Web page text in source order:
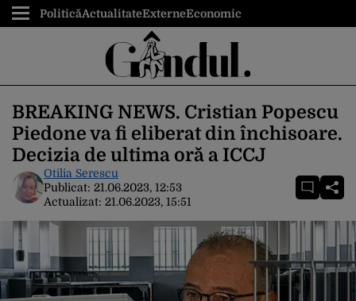
PoliticăActualitateExterneEconomic
BREAKING NEWS. Cristian Popescu
Piedone va fi eliberat din închisoare.
Decizia de ultima oră a ICCJ
Otilia Serescu
Publicat: 21.06.2023, 12:53
Actualizat: 21.06.2023, 15:51